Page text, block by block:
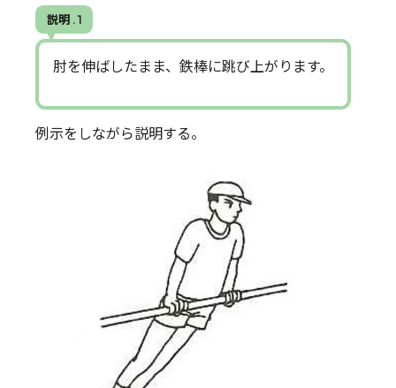
説明 . 1
肘を伸ばしたまま、鉄棒に跳び上がります。
例示をしながら説明する。